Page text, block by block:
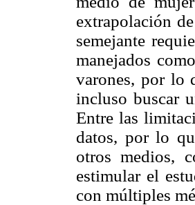
extrapolación
semejante
manejados
varones, por lo
incluso buscar
Entre las
datos, por lo
otros medios,
estimular el
con múltiples